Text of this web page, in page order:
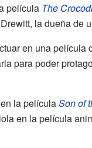
película The
la dueña de
en una película
para poder
la películaSon of
en la película